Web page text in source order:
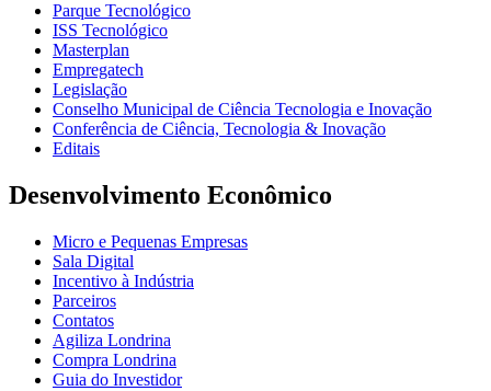
Parque Tecnológico
ISS Tecnológico
Masterplan
Empregatech
Legislação
Conselho Municipal de Ciência Tecnologia e Inovação
Conferência de Ciência, Tecnologia & Inovação
Editais
Desenvolvimento Econômico
Micro e Pequenas Empresas
Sala Digital
Incentivo à Indústria
Parceiros
Contatos
Agiliza Londrina
Compra Londrina
Guia do Investidor